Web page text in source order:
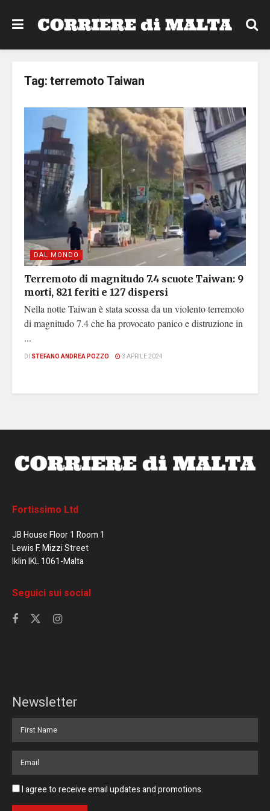
Tag:terremoto Taiwan
DAL MONDO
Terremoto di magnitudo 7.4 scuote Taiwan: 9
morti, 821 feriti e 127 dispersi
Nella notte Taiwan è stata scossa da un violento terremoto
di magnitudo 7.4 che ha provocato panico e distruzione in
...
DI STEFANO ANDREA POZZO 3 APRILE 2024
Fortissimo Ltd
JB House Floor 1 Room 1
Lewis F. Mizzi Street
Iklin IKL 1061-Malta
Seguici sui social
Newsletter
I agree to receive email updates and promotions.